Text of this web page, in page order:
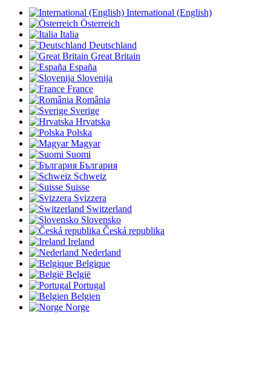
International (English)
Österreich
Italia
Deutschland
Great Britain
España
Slovenija
France
România
Sverige
Hrvatska
Polska
Magyar
Suomi
България
Schweiz
Suisse
Svizzera
Switzerland
Slovensko
Česká republika
Ireland
Nederland
Belgique
België
Portugal
Belgien
Norge